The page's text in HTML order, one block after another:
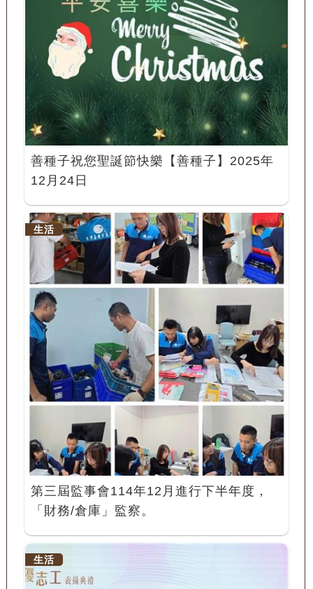
善種子祝您聖誕節快樂【善種子】2025年
12月24日
生活
第三屆監事會114年12月進行下半年度，
「財務/倉庫」監察。
生活